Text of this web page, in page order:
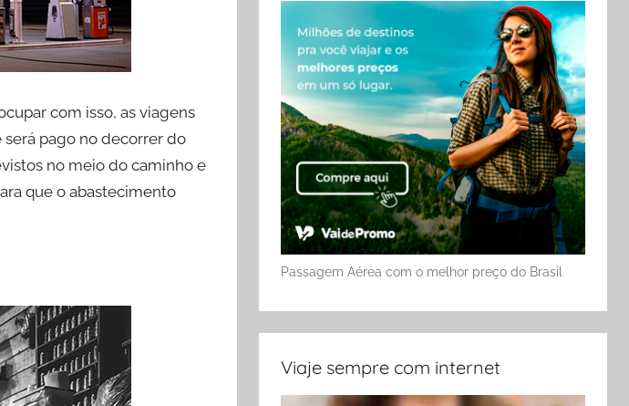
com isso, as viagens
pago no decorrer do
no meio do caminho e
que o abastecimento
Passagem Aérea com o melhor preço do Brasil
Viaje sempre com internet